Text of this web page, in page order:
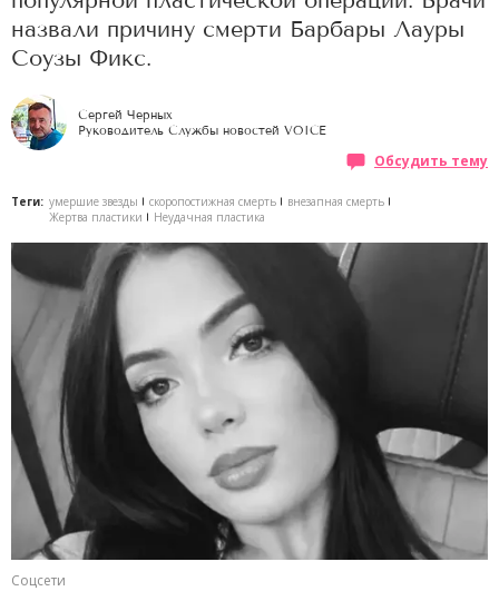
назвали причину смерти Барбары Лауры
Соузы Фикс.
Сергей Черных
Руководитель Службы новостей VOICE
Обсудить тему
Теги: умершие звезды скоропостижная смерть
внезапная смерть
Жертва пластики
Неудачная пластика
Соцсети